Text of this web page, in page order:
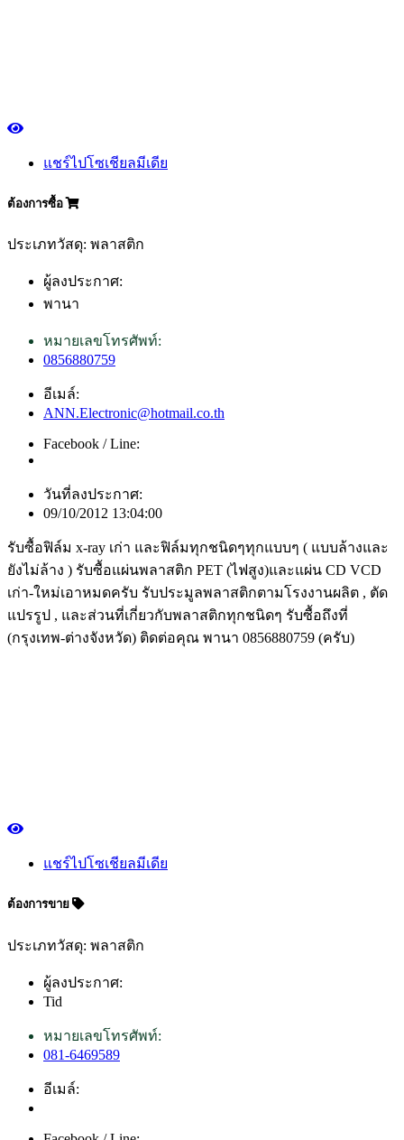
แชร์ไปโซเชียลมีเดีย
ต้องการซื้อ
ประเภทวัสดุ: พลาสติก
ผู้ลงประกาศ:
พานา
หมายเลขโทรศัพท์:
0856880759
อีเมล์:
ANN.Electronic@hotmail.co.th
Facebook / Line:
วันที่ลงประกาศ:
09/10/2012 13:04:00
รับซื้อฟิล์ม x-ray เก่า และฟิล์มทุกชนิดๆทุกแบบๆ ( แบบล้างและ
ยังไม่ล้าง ) รับซื้อแผ่นพลาสติก PET (ไฟสูง)และแผ่น CD VCD
เก่า-ใหม่เอาหมดครับ รับประมูลพลาสติกตามโรงงานผลิต , ตัด
แปรรูป , และส่วนที่เกี่ยวกับพลาสติกทุกชนิดๆ รับซื้อถึงที่
(กรุงเทพ-ต่างจังหวัด) ติดต่อคุณ พานา 0856880759 (ครับ)
แชร์ไปโซเชียลมีเดีย
ต้องการขาย
ประเภทวัสดุ: พลาสติก
ผู้ลงประกาศ:
Tid
หมายเลขโทรศัพท์:
081-6469589
อีเมล์: